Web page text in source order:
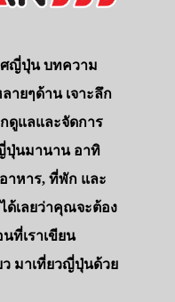
ศญี่ปุ่น บทความ
ายๆด้าน เจาะลึก
ดูแลและจัดการ
ปุ่นมานาน อาทิ
าหาร, ที่พัก และ
ด้เลยว่าคุณจะต้อง
ที่เราเขียน
มาเที่ยวญี่ปุ่นด้วย
ประเทศญี่ปุ่น
เที่ยวญี่ปุ่นด้ว
เอง
รถบัส
เดินทาง
ทัวร์
ที่พัก
สาระน่ารู้